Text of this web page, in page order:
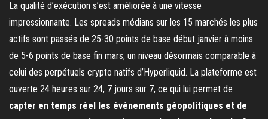
La qualité d’exécution s’est améliorée à une vitesse
impressionnante. Les spreads médians sur les 15 marchés les plus
actifs sont passés de 25-30 points de base début janvier à moins
de 5-6 points de base fin mars, un niveau désormais comparable à
celui des perpétuels crypto natifs d’Hyperliquid. La plateforme est
ouverte 24 heures sur 24, 7 jours sur 7, ce qui lui permet de
capter en temps réel les événements géopolitiques et de